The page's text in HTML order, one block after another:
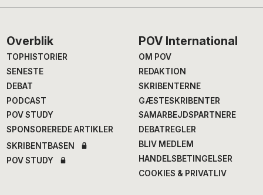
Footer
Overblik
TOPHISTORIER
SENESTE
DEBAT
PODCAST
POV STUDY
SPONSOREREDE ARTIKLER
SKRIBENTBASEN
POV STUDY
POV International
OM POV
REDAKTION
SKRIBENTERNE
GÆSTESKRIBENTER
SAMARBEJDSPARTNERE
DEBATREGLER
BLIV MEDLEM
HANDELSBETINGELSER
COOKIES & PRIVATLIV